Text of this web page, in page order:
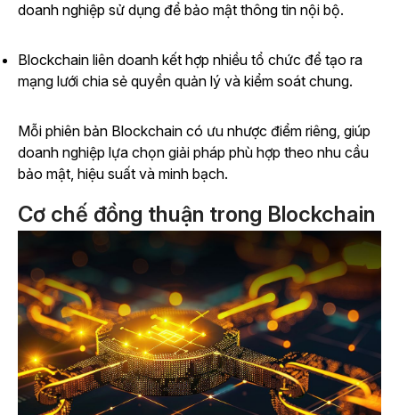
doanh nghiệp sử dụng để bảo mật thông tin nội bộ.
Blockchain liên doanh kết hợp nhiều tổ chức để tạo ra
mạng lưới chia sẻ quyền quản lý và kiểm soát chung.
Mỗi phiên bản Blockchain có ưu nhược điểm riêng, giúp
doanh nghiệp lựa chọn giải pháp phù hợp theo nhu cầu
bảo mật, hiệu suất và minh bạch.
Cơ chế đồng thuận trong Blockchain